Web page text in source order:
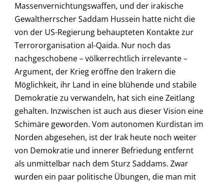
Massenvernichtungswaffen, und der irakische
Gewaltherrscher Saddam Hussein hatte nicht die
von der US-Regierung behaupteten Kontakte zur
Terrororganisation al-Qaida. Nur noch das
nachgeschobene – völkerrechtlich irrelevante –
Argument, der Krieg eröffne den Irakern die
Möglichkeit, ihr Land in eine blühende und stabile
Demokratie zu verwandeln, hat sich eine Zeitlang
gehalten. Inzwischen ist auch aus dieser Vision eine
Schimäre geworden. Vom autonomen Kurdistan im
Norden abgesehen, ist der Irak heute noch weiter
von Demokratie und innerer Befriedung entfernt
als unmittelbar nach dem Sturz Saddams. Zwar
wurden ein paar politische Übungen, die man mit